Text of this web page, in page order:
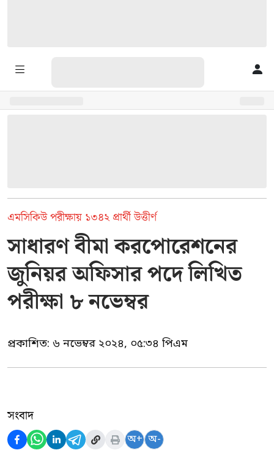
এমসিকিউ পরীক্ষায় ১৩৪২ প্রার্থী উত্তীর্ণ
সাধারণ বীমা করপোরেশনের
জুনিয়র অফিসার পদে লিখিত
পরীক্ষা ৮ নভেম্বর
প্রকাশিত: ৬ নভেম্বর ২০২৪, ০৫:৩৪ পিএম
সংবাদ
অ+ অ-